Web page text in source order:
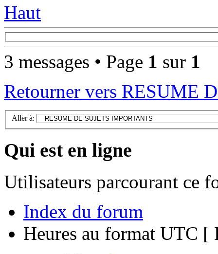
Haut
3 messages • Page 1 sur 1
Retourner vers RESUME
Aller à:
Qui est en ligne
Utilisateurs parcourant ce
Index du forum
Heures au format UTC [